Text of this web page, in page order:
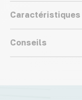
Caractéristiques
Conseils